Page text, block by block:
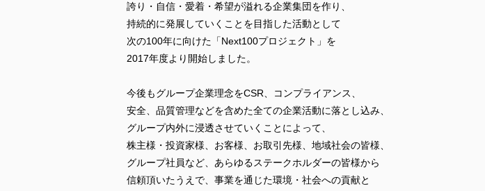
誇り・自信・愛着・希望が溢れる企業集団を作り、
持続的に発展していくことを目指した活動として
次の100年に向けた「Next100プロジェクト」を
2017年度より開始しました。
今後もグループ企業理念をCSR、コンプライアンス、
安全、品質管理などを含めた全ての企業活動に落とし込み、
グループ内外に浸透させていくことによって、
株主様・投資家様、お客様、お取引先様、地域社会の皆様、
グループ社員など、あらゆるステークホルダーの皆様から
信頼頂いたうえで、事業を通じた環境・社会への貢献と